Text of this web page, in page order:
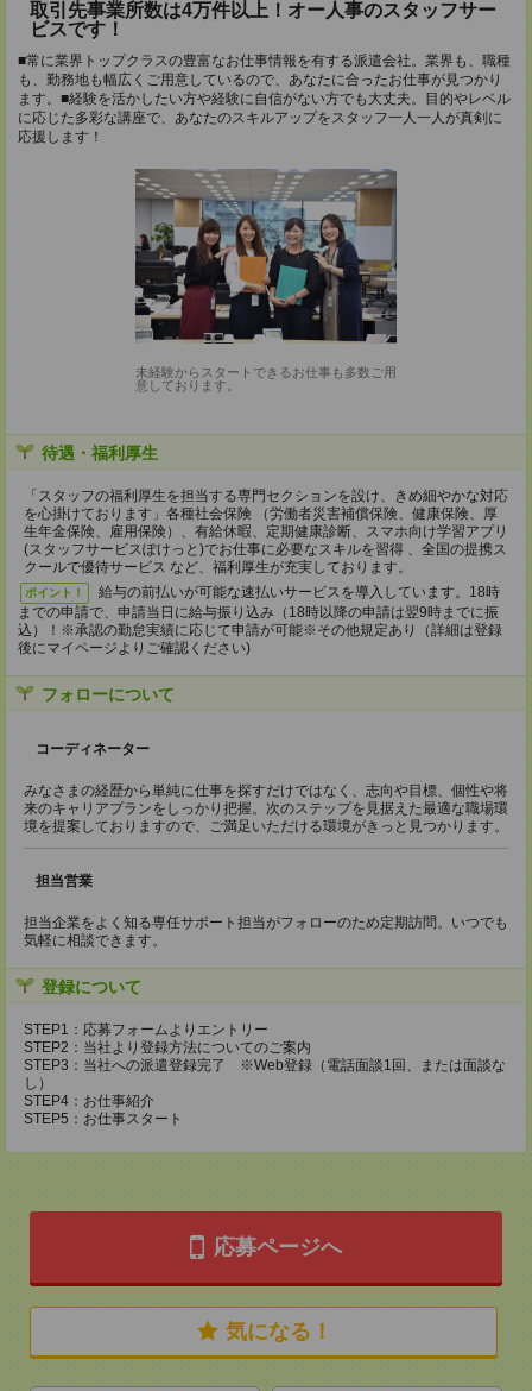
取引先事業所数は4万件以上！オー人事のスタッフサー
ビスです！
■常に業界トップクラスの豊富なお仕事情報を有する派遣会社。業界も、職種
も、勤務地も幅広くご用意しているので、あなたに合ったお仕事が見つかり
ます。■経験を活かしたい方や経験に自信がない方でも大丈夫。目的やレベル
に応じた多彩な講座で、あなたのスキルアップをスタッフ一人一人が真剣に
応援します！
未経験からスタートできるお仕事も多数ご用
意しております。
待遇・福利厚生
「スタッフの福利厚生を担当する専門セクションを設け、きめ細やかな対応
を心掛けております」各種社会保険 （労働者災害補償保険、健康保険、厚
生年金保険、雇用保険）、有給休暇、定期健康診断、スマホ向け学習アプリ
(スタッフサービスぽけっと)でお仕事に必要なスキルを習得 、全国の提携ス
クールで優待サービス など、福利厚生が充実しております。
ポイント！
給与の前払いが可能な速払いサービスを導入しています。18時
までの申請で、申請当日に給与振り込み（18時以降の申請は翌9時までに振
込）！※承認の勤怠実績に応じて申請が可能※その他規定あり（詳細は登録
後にマイページよりご確認ください)
フォローについて
コーディネーター
みなさまの経歴から単純に仕事を探すだけではなく、志向や目標、個性や将
来のキャリアプランをしっかり把握。次のステップを見据えた最適な職場環
境を提案しておりますので、ご満足いただける環境がきっと見つかります。
担当営業
担当企業をよく知る専任サポート担当がフォローのため定期訪問。いつでも
気軽に相談できます。
登録について
STEP1：応募フォームよりエントリー
STEP2：当社より登録方法についてのご案内
STEP3：当社への派遣登録完了 ※Web登録（電話面談1回、または面談な
し）
STEP4：お仕事紹介
STEP5：お仕事スタート
応募ページへ
気になる！